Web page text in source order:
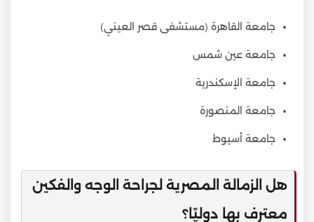
جامعة القاهرة (مستشفى قصر العيني)
جامعة عين شمس
جامعة الإسكندرية
جامعة المنصورة
جامعة أسيوط
هل الزمالة المصرية لجراحة الوجه والفكين
معترف بها دوليًا؟